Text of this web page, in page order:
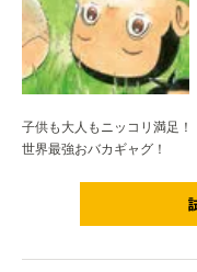
子供も大人もニッコリ満足！
世界最強おバカギャグ！